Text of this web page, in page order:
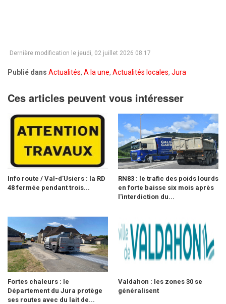
Dernière modification le jeudi, 02 juillet 2026 08:17
Publié dans Actualités, A la une, Actualités locales, Jura
Ces articles peuvent vous intéresser
Info route / Val-d’Usiers : la RD
48 fermée pendant trois...
RN83 : le trafic des poids lourds
en forte baisse six mois après
l'interdiction du...
Fortes chaleurs : le
Département du Jura protège
ses routes avec du lait de...
Valdahon : les zones 30 se
généralisent